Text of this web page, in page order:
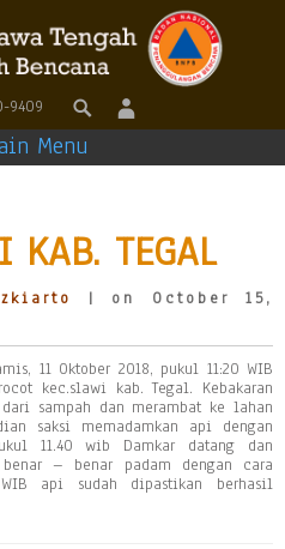
9409
Menu
KAB. TEGAL
| on October 15,
11 Oktober 2018, pukul 11:20 WIB
kec.slawi kab. Tegal. Kebakaran
sampah dan merambat ke lahan
saksi memadamkan api dengan
11.40 wib Damkar datang dan
– benar padam dengan cara
api sudah dipastikan berhasil